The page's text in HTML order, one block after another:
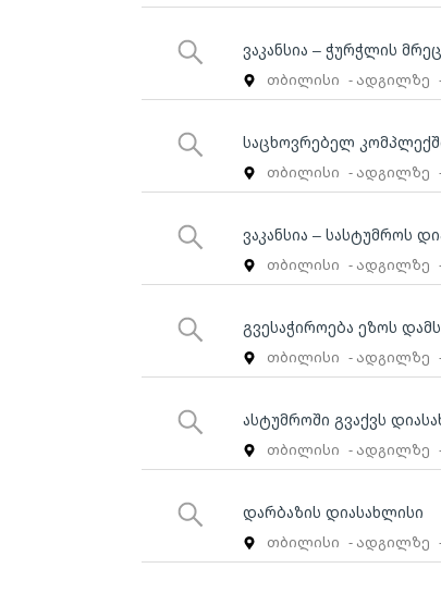
ვაკანსია – ჭურჭლის
თბილისი - ადგილზე
საცხოვრებელ
თბილისი - ადგილზე
ვაკანსია – სასტუმროს
თბილისი - ადგილზე
გვესაჭიროება ეზოს
თბილისი - ადგილზე
ასტუმროში გვაქვს
თბილისი - ადგილზე
დარბაზის დიასახლისი
თბილისი - ადგილზე